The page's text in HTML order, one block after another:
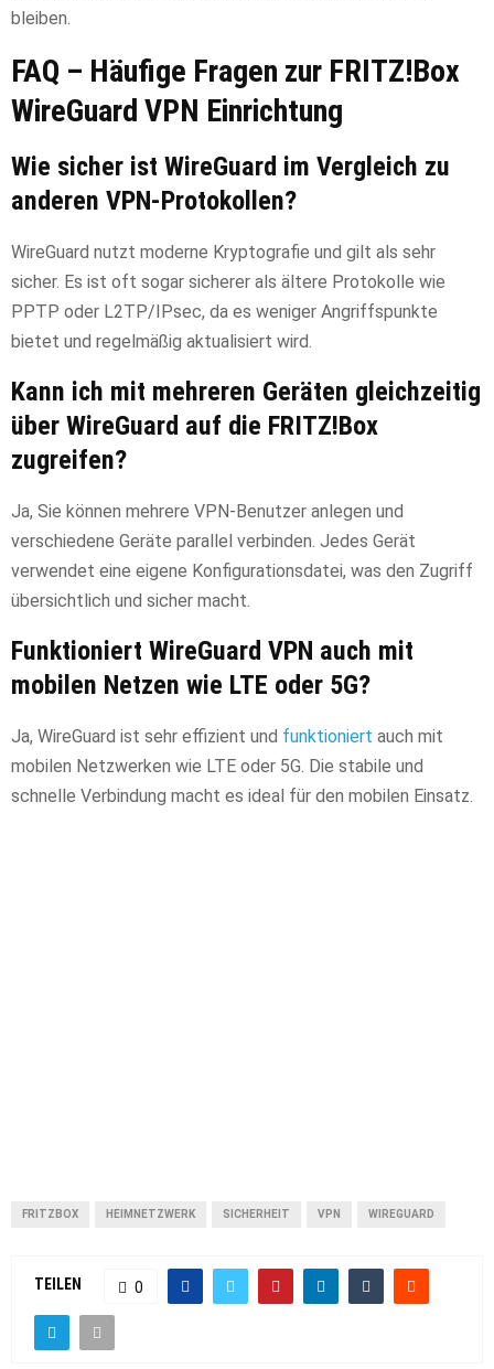
bleiben.
FAQ – Häufige Fragen zur FRITZ!Box
WireGuard VPN Einrichtung
Wie sicher ist WireGuard im Vergleich zu
anderen VPN-Protokollen?
WireGuard nutzt moderne Kryptografie und gilt als sehr
sicher. Es ist oft sogar sicherer als ältere Protokolle wie
PPTP oder L2TP/IPsec, da es weniger Angriffspunkte
bietet und regelmäßig aktualisiert wird.
Kann ich mit mehreren Geräten gleichzeitig
über WireGuard auf die FRITZ!Box
zugreifen?
Ja, Sie können mehrere VPN-Benutzer anlegen und
verschiedene Geräte parallel verbinden. Jedes Gerät
verwendet eine eigene Konfigurationsdatei, was den Zugriff
übersichtlich und sicher macht.
Funktioniert WireGuard VPN auch mit
mobilen Netzen wie LTE oder 5G?
Ja, WireGuard ist sehr effizient und funktioniert auch mit
mobilen Netzwerken wie LTE oder 5G. Die stabile und
schnelle Verbindung macht es ideal für den mobilen Einsatz.
FRITZBOX HEIMNETZWERK SICHERHEIT VPN WIREGUARD
TEILEN 0